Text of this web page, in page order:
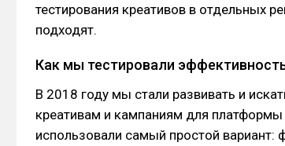
тестирования креативов в отдельных
подходят.
Как мы тестировали
В 2018 году мы стали развивать и
креативам и кампаниям для
использовали самый простой вариант: